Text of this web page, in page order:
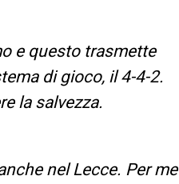
e questo trasmette
di gioco, il 4-4-2.
la salvezza.
nel Lecce. Per me